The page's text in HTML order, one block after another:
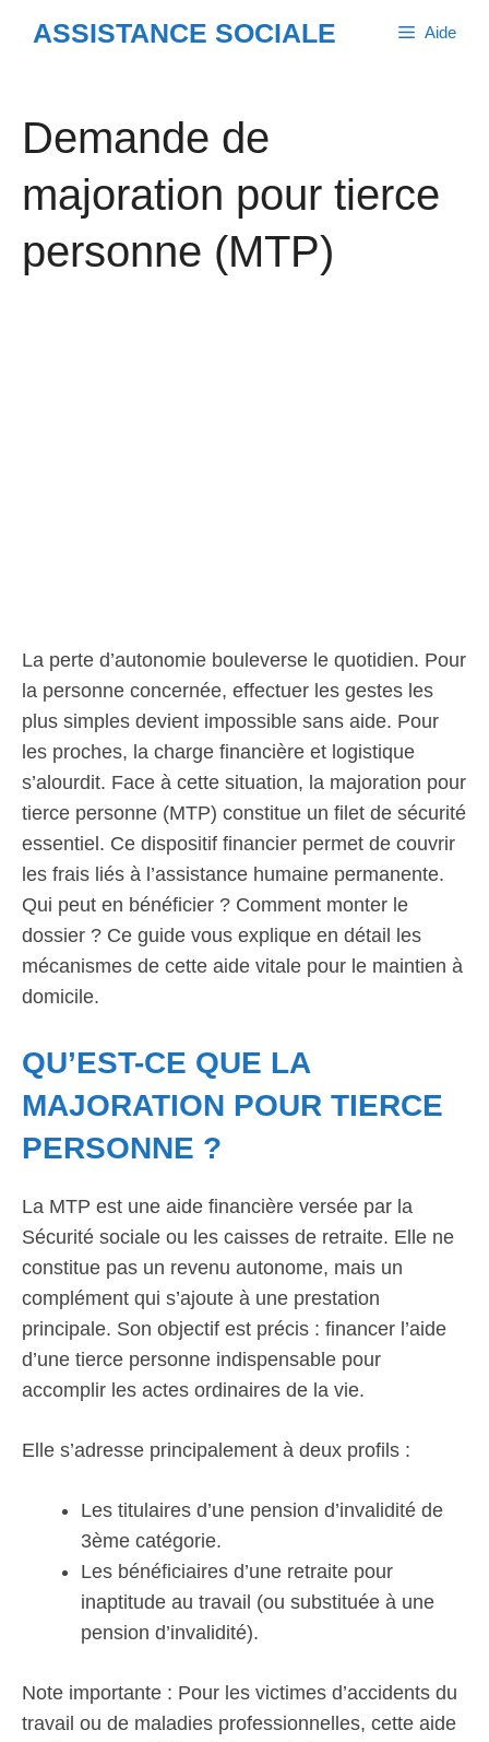
ASSISTANCE SOCIALE Aide
Demande de
majoration pour tierce
personne (MTP)
La perte d’autonomie bouleverse le quotidien. Pour
la personne concernée, effectuer les gestes les
plus simples devient impossible sans aide. Pour
les proches, la charge financière et logistique
s’alourdit. Face à cette situation, la majoration pour
tierce personne (MTP) constitue un filet de sécurité
essentiel. Ce dispositif financier permet de couvrir
les frais liés à l’assistance humaine permanente.
Qui peut en bénéficier ? Comment monter le
dossier ? Ce guide vous explique en détail les
mécanismes de cette aide vitale pour le maintien à
domicile.
QU’EST-CE QUE LA
MAJORATION POUR TIERCE
PERSONNE ?
La MTP est une aide financière versée par la
Sécurité sociale ou les caisses de retraite. Elle ne
constitue pas un revenu autonome, mais un
complément qui s’ajoute à une prestation
principale. Son objectif est précis : financer l’aide
d’une tierce personne indispensable pour
accomplir les actes ordinaires de la vie.
Elle s’adresse principalement à deux profils :
Les titulaires d’une pension d’invalidité de
3ème catégorie.
Les bénéficiaires d’une retraite pour
inaptitude au travail (ou substituée à une
pension d’invalidité).
Note importante : Pour les victimes d’accidents du
travail ou de maladies professionnelles, cette aide